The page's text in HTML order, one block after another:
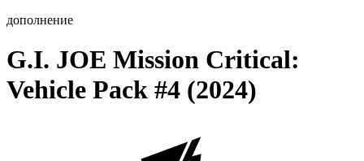
дополнение
G.I. JOE Mission Critical:
Vehicle Pack #4 (2024)